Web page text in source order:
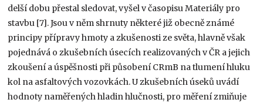
delší dobu přestal sledovat, vyšel v časopisu Materiály pro
stavbu [7]. Jsou v něm shrnuty některé již obecně známé
principy přípravy hmoty a zkušenosti ze světa, hlavně však
pojednává o zkušebních úsecích realizovaných v ČR a jejich
zkoušení a úspěšnosti při působení CRmB na tlumení hluku
kol na asfaltových vozovkách. U zkušebních úseků uvádí
hodnoty naměřených hladin hlučnosti, pro měření zmiňuje